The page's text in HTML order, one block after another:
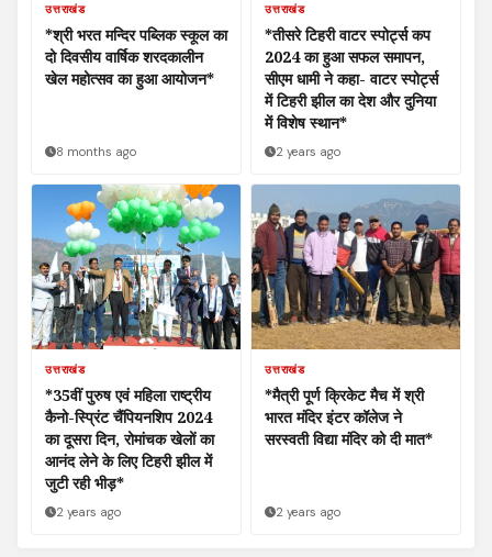
उत्तराखंड
*श्री भरत मन्दिर पब्लिक स्कूल का
दो दिवसीय वार्षिक शरदकालीन
खेल महोत्सव का हुआ आयोजन*
8 months ago
उत्तराखंड
*तीसरे टिहरी वाटर स्पोर्ट्स कप
2024 का हुआ सफल समापन,
सीएम धामी ने कहा- वाटर स्पोर्ट्स
में टिहरी झील का देश और दुनिया
में विशेष स्थान*
2 years ago
उत्तराखंड
*35वीं पुरुष एवं महिला राष्ट्रीय
कैनो-स्प्रिंट चैंपियनशिप 2024
का दूसरा दिन, रोमांचक खेलों का
आनंद लेने के लिए टिहरी झील में
जुटी रही भीड़*
2 years ago
उत्तराखंड
*मैत्री पूर्ण क्रिकेट मैच में श्री
भारत मंदिर इंटर कॉलेज ने
सरस्वती विद्या मंदिर को दी मात*
2 years ago